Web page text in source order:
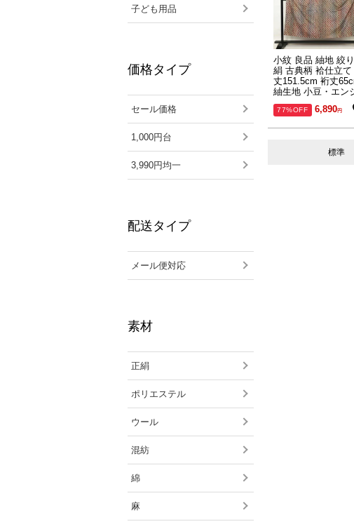
子ども用品
価格タイプ
セール価格
1,000円台
3,990円均一
配送タイプ
メール便対応
素材
正絹
ポリエステル
ウール
混紡
綿
麻
小紋 良品 紬地 絞
絹 古典柄 袷仕立て
丈151.5cm 裄丈
紬生地 小豆・エン
77%OFF 6,890
標準